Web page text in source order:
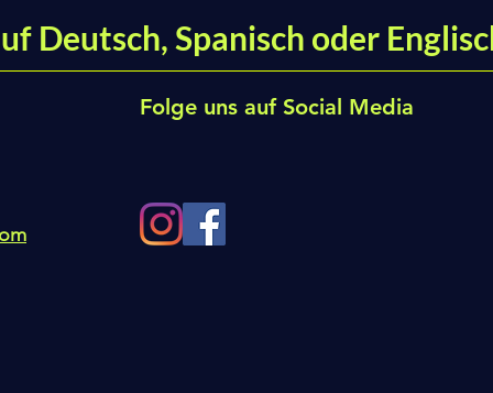
Deutsch, Spanisch oder
Folge uns auf Social Media